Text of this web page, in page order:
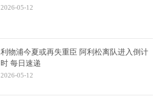
2026-05-12
利物浦今夏或再失重臣 阿利松离队进入倒计
时 每日速递
2026-05-12